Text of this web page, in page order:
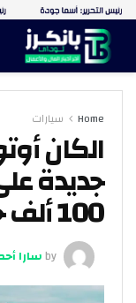
Home سيارات
الكان
100 ألف جنيه
byسارا